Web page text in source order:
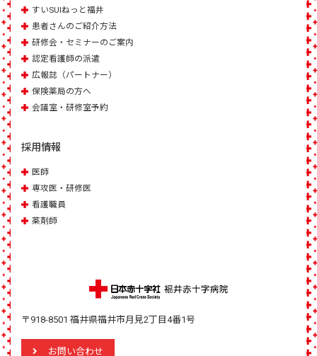
すいSUIねっと福井
患者さんのご紹介方法
研修会・セミナーのご案内
認定看護師の派遣
広報誌（パートナー）
保険薬局の方へ
会議室・研修室予約
採用情報
医師
専攻医・研修医
看護職員
薬剤師
〒918-8501 福井県福井市月見2丁目4番1号
お問い合わせ